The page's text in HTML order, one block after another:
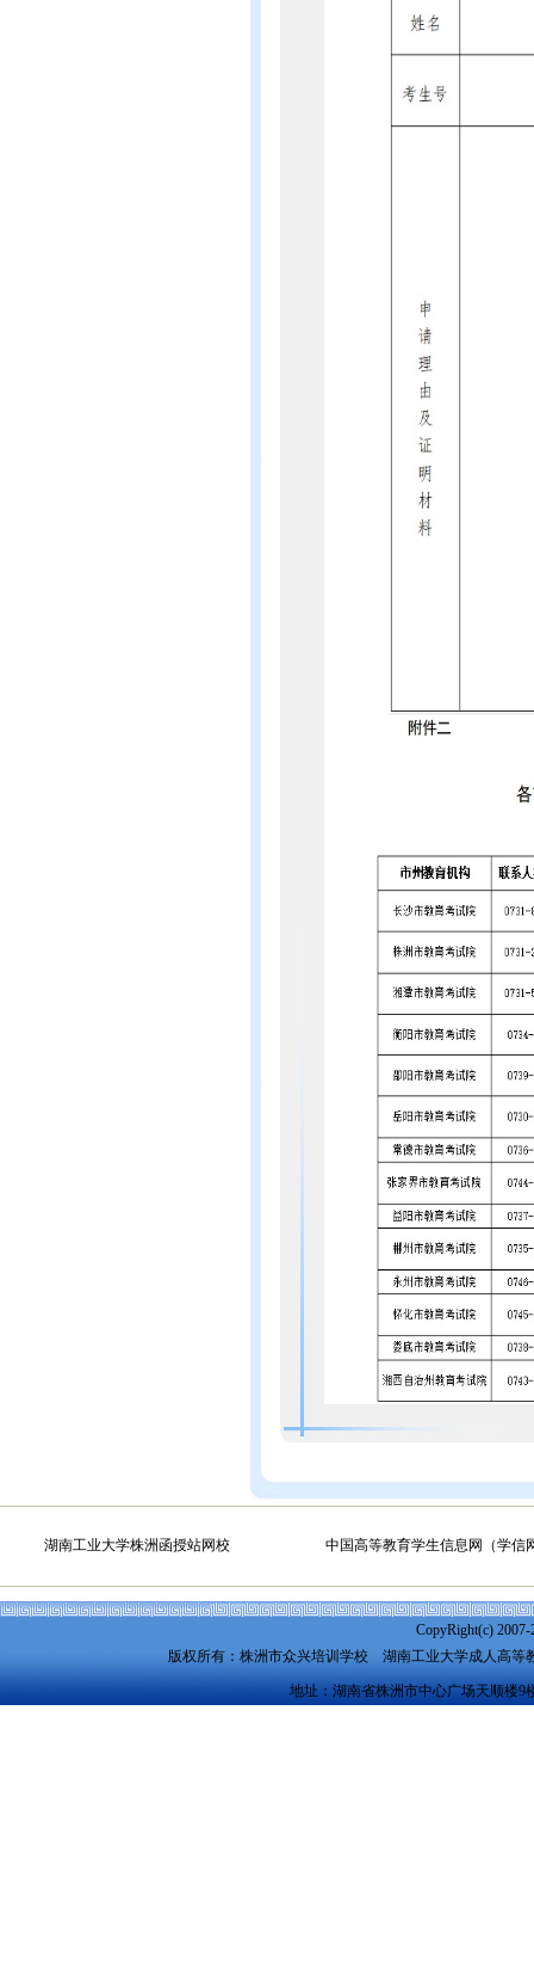
湖南工业大学株洲函授站网校 中国高等教育学生信息网（学信
CopyRight(c)
版权所有：株洲市众兴培训学校 湖南工业大学成人高等
地址：湖南省株洲市中心广场天顺楼